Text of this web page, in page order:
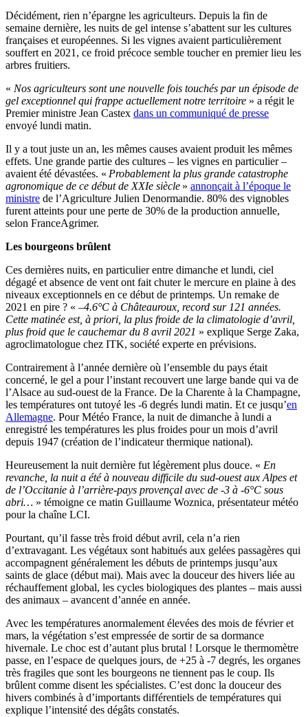
Décidément, rien n’épargne les agriculteurs. Depuis la fin de
semaine dernière, les nuits de gel intense s’abattent sur les cultures
françaises et européennes. Si les vignes avaient particulièrement
souffert en 2021, ce froid précoce semble toucher en premier lieu les
arbres fruitiers.
« Nos agriculteurs sont une nouvelle fois touchés par un épisode de
gel exceptionnel qui frappe actuellement notre territoire » a régit le
Premier ministre Jean Castex dans un communiqué de presse
envoyé lundi matin.
Il y a tout juste un an, les mêmes causes avaient produit les mêmes
effets. Une grande partie des cultures – les vignes en particulier –
avaient été dévastées. « Probablement la plus grande catastrophe
agronomique de ce début de XXIe siècle » annonçait à l’époque le
ministre de l’Agriculture Julien Denormandie. 80% des vignobles
furent atteints pour une perte de 30% de la production annuelle,
selon FranceAgrimer.
Les bourgeons brûlent
Ces dernières nuits, en particulier entre dimanche et lundi, ciel
dégagé et absence de vent ont fait chuter le mercure en plaine à des
niveaux exceptionnels en ce début de printemps. Un remake de
2021 en pire ? « –4.6°C à Châteauroux, record sur 121 années.
Cette matinée est, à priori, la plus froide de la climatologie d’avril,
plus froid que le cauchemar du 8 avril 2021 » explique Serge Zaka,
agroclimatologue chez ITK, société experte en prévisions.
Contrairement à l’année dernière où l’ensemble du pays était
concerné, le gel a pour l’instant recouvert une large bande qui va de
l’Alsace au sud-ouest de la France. De la Charente à la Champagne,
les températures ont tutoyé les -6 degrés lundi matin. Et ce jusqu’en
Allemagne. Pour Météo France, la nuit de dimanche à lundi a
enregistré les températures les plus froides pour un mois d’avril
depuis 1947 (création de l’indicateur thermique national).
Heureusement la nuit dernière fut légèrement plus douce. « En
revanche, la nuit a été à nouveau difficile du sud-ouest aux Alpes et
de l’Occitanie à l’arrière-pays provençal avec de -3 à -6°C sous
abri… » témoigne ce matin Guillaume Woznica, présentateur météo
pour la chaîne LCI.
Pourtant, qu’il fasse très froid début avril, cela n’a rien
d’extravagant. Les végétaux sont habitués aux gelées passagères qui
accompagnent généralement les débuts de printemps jusqu’aux
saints de glace (début mai). Mais avec la douceur des hivers liée au
réchauffement global, les cycles biologiques des plantes – mais aussi
des animaux – avancent d’année en année.
Avec les températures anormalement élevées des mois de février et
mars, la végétation s’est empressée de sortir de sa dormance
hivernale. Le choc est d’autant plus brutal ! Lorsque le thermomètre
passe, en l’espace de quelques jours, de +25 à -7 degrés, les organes
très fragiles que sont les bourgeons ne tiennent pas le coup. Ils
brûlent comme disent les spécialistes. C’est donc la douceur des
hivers combinés à d’importants différentiels de températures qui
explique l’intensité des dégâts constatés.